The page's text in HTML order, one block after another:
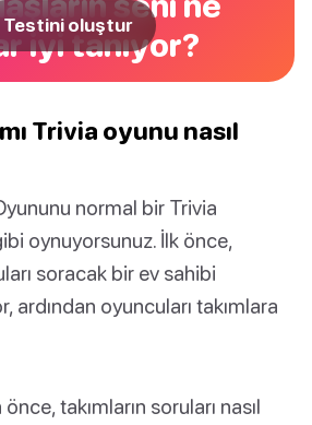
iyi tanıyor?
Testini oluştur
Trivia oyunu nasıl
normal bir Trivia
oynuyorsunuz. İlk önce,
soracak bir ev sahibi
ardından oyuncuları takımlara
takımların soruları nasıl